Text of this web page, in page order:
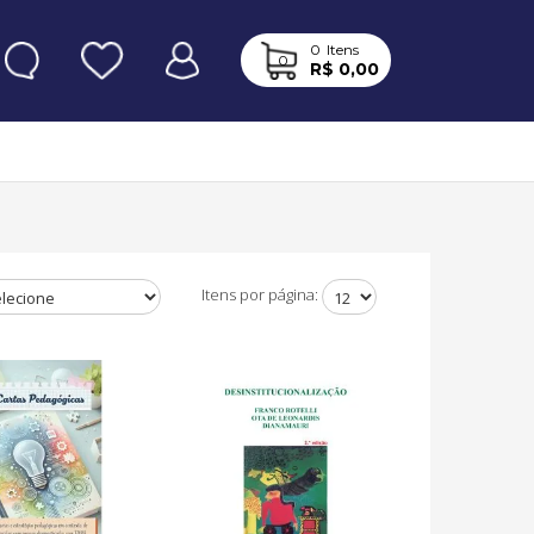
0
0 Itens
R$ 0,00
Itens por página: